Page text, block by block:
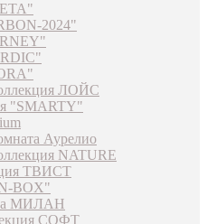
2024"
ЛОЙС
"SMARTY"
Аурелио
NATURE
ТВИСТ
BOX"
МИЛАН
СОФТ